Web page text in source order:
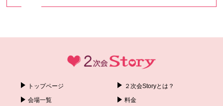
トップページ ２次会Storyとは？
会場一覧 料金